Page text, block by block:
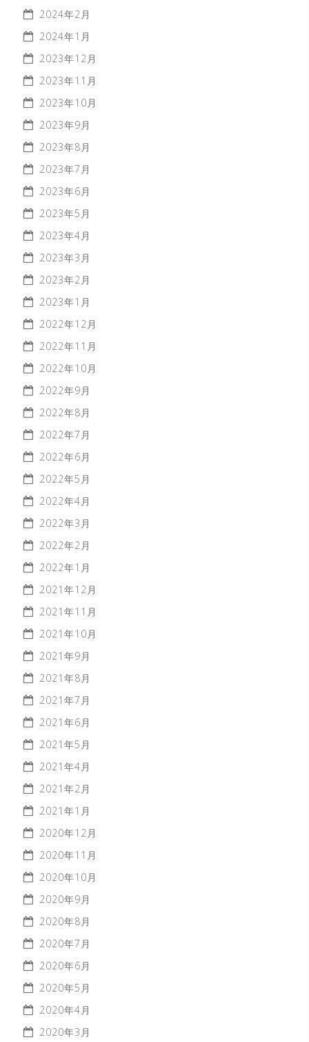
2024年2月
2024年1月
2023年12月
2023年11月
2023年10月
2023年9月
2023年8月
2023年7月
2023年6月
2023年5月
2023年4月
2023年3月
2023年2月
2023年1月
2022年12月
2022年11月
2022年10月
2022年9月
2022年8月
2022年7月
2022年6月
2022年5月
2022年4月
2022年3月
2022年2月
2022年1月
2021年12月
2021年11月
2021年10月
2021年9月
2021年8月
2021年7月
2021年6月
2021年5月
2021年4月
2021年2月
2021年1月
2020年12月
2020年11月
2020年10月
2020年9月
2020年8月
2020年7月
2020年6月
2020年5月
2020年4月
2020年3月